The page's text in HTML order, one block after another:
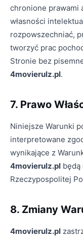
chronione prawami
własności
rozpowszechniać,
tworzyć prac
Stronie bez
4movierulz.pl.
7. Prawo
Niniejsze Warunki
interpretowane
wynikające z
4movierulz.pl będą
Rzeczypospolitej
8. Zmiany
4movierulz.pl